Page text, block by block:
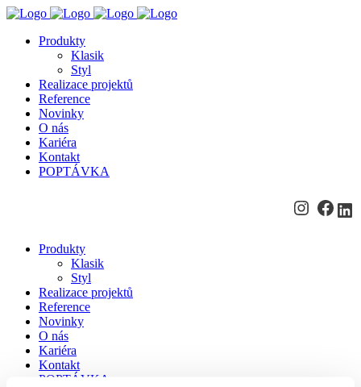
Produkty
Klasik
Styl
Realizace projektů
Reference
Novinky
O nás
Kariéra
Kontakt
POPTÁVKA
Produkty
Klasik
Styl
Realizace projektů
Reference
Novinky
O nás
Kariéra
Kontakt
POPTÁVKA